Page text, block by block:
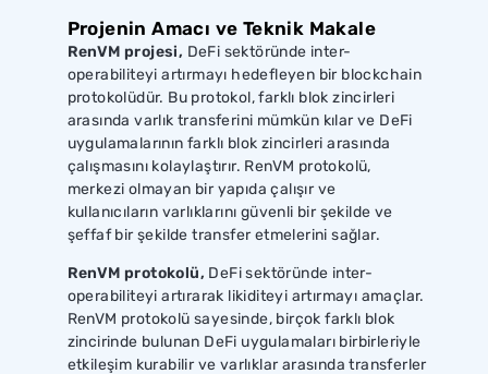
Projenin Amacı ve Teknik Makale
RenVM projesi, DeFi sektöründe inter-
operabiliteyi artırmayı hedefleyen bir blockchain
protokolüdür. Bu protokol, farklı blok zincirleri
arasında varlık transferini mümkün kılar ve DeFi
uygulamalarının farklı blok zincirleri arasında
çalışmasını kolaylaştırır. RenVM protokolü,
merkezi olmayan bir yapıda çalışır ve
kullanıcıların varlıklarını güvenli bir şekilde ve
şeffaf bir şekilde transfer etmelerini sağlar.
RenVM protokolü, DeFi sektöründe inter-
operabiliteyi artırarak likiditeyi artırmayı amaçlar.
RenVM protokolü sayesinde, birçok farklı blok
zincirinde bulunan DeFi uygulamaları birbirleriyle
etkileşim kurabilir ve varlıklar arasında transferler